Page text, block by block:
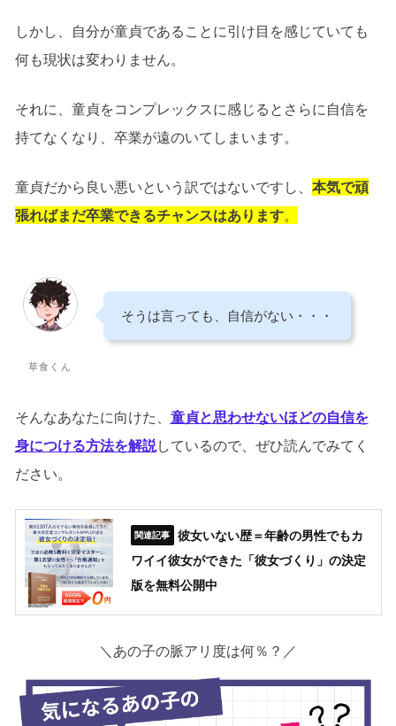
しかし、自分が童貞であることに引け目を感じていても
何も現状は変わりません。
それに、童貞をコンプレックスに感じるとさらに自信を
持てなくなり、卒業が遠のいてしまいます。
童貞だから良い悪いという訳ではないですし、 本気で頑
張ればまだ卒業できるチャンスはあります。
草食くん
そうは言っても、自信がない・・・
そんなあなたに向けた、 童貞と思わせないほどの自信を
身につける方法を解説しているので、ぜひ読んでみてく
ださい。
彼女いない歴＝年齢の男性でもカ
ワイイ彼女ができた「彼女づくり」の決定
版を無料公開中
＼あの子の脈アリ度は何％？／